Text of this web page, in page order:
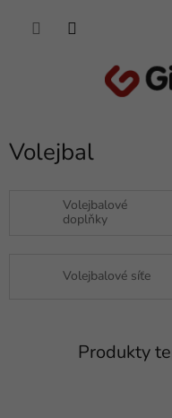
Volejbal
Volejbalové
doplňky
Volejbalové síťe
Produkty